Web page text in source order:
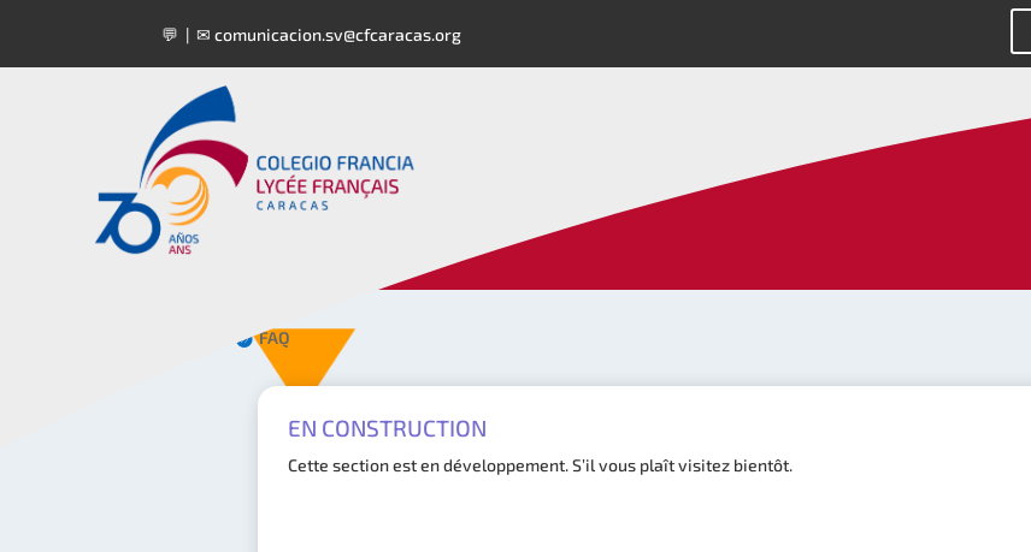
💬 | ✉comunicacion.sv@cfcaracas.org
FAQ
EN CONSTRUCTION
Cette section est en développement. S’il vous plaît visitez bientôt.